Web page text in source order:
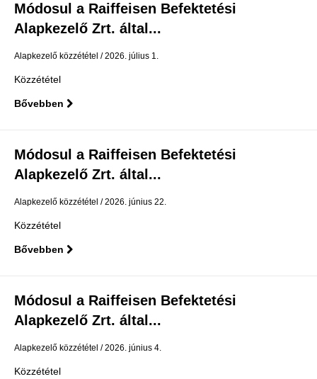
Módosul a Raiffeisen Befektetési
Alapkezelő Zrt. által...
Alapkezelő közzététel 2026. július 1.
Közzététel
Bővebben
Módosul a Raiffeisen Befektetési
Alapkezelő Zrt. által...
Alapkezelő közzététel 2026. június 22.
Közzététel
Bővebben
Módosul a Raiffeisen Befektetési
Alapkezelő Zrt. által...
Alapkezelő közzététel 2026. június 4.
Közzététel